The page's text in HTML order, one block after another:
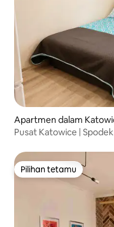
Apartmen dalam
Pusat Katowice |
Pilihan tetamu
Pilihan tetamu